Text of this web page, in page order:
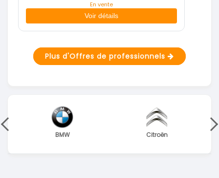
En vente
Voir détails
Plus d'Offres de professionnels
BMW Citroën